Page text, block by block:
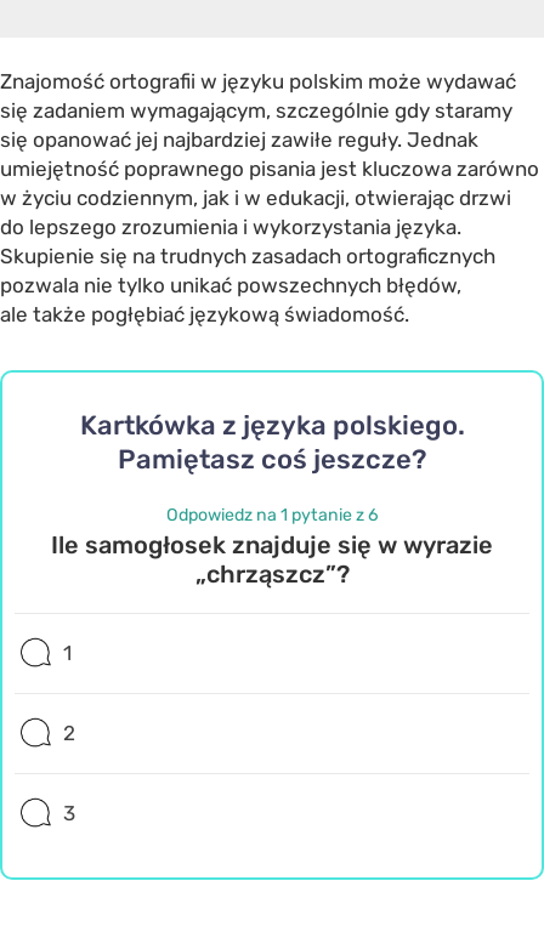
Znajomość ortografii w języku polskim może wydawać
się zadaniem wymagającym, szczególnie gdy staramy
się opanować jej najbardziej zawiłe reguły. Jednak
umiejętność poprawnego pisania jest kluczowa zarówno
w życiu codziennym, jak i w edukacji, otwierając drzwi
do lepszego zrozumienia i wykorzystania języka.
Skupienie się na trudnych zasadach ortograficznych
pozwala nie tylko unikać powszechnych błędów,
ale także pogłębiać językową świadomość.
Kartkówka z języka polskiego.
Pamiętasz coś jeszcze?
Odpowiedz na 1 pytanie z 6
Ile samogłosek znajduje się w wyrazie
„chrząszcz”?
1
2
3